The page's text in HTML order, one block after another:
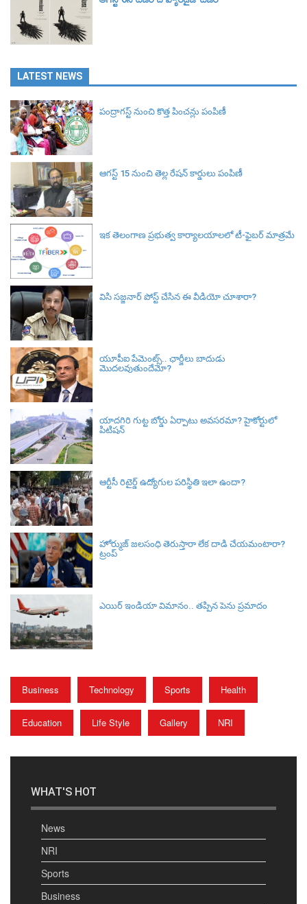
LATEST NEWS
పంద్రాగస్ట్ నుంచి కొత్త పించన్లు పంపిణీ
ఆగస్ట్ 15 నుంచి తెల్ల రేషన్ కార్డులు పంపిణీ
ఇక తెలంగాణ ప్రభుత్వ కార్యాలయాలలో టీ-ఫైబర్ మాత్రమే
విసి సజ్జనార్‌ పోస్ట్ చేసిన ఈ వీడియో చూశారా?
యూపీఐ పేమెంట్స్.. ఛార్జీలు బాదుడు
మొదలవుతుందేమో?
యాదగిరి గుట్ట బోర్డు ఏర్పాటు అవసరమా? హైకోర్టులో
పిటిషన్‌
ఆర్టీసీ రిటైర్డ్ ఉద్యోగుల పరిస్థితి ఇలా ఉందా?
హోర్ముజ్ జలసంధి తెరుస్తారా లేక దాడి చేయమంటారా?
ట్రంప్
ఎయిర్ ఇండియా విమానం.. తప్పిన పెను ప్రమాదం
Business Technology Sports Health
Education Life Style Gallery NRI
WHAT'S HOT
News
NRI
Sports
Business